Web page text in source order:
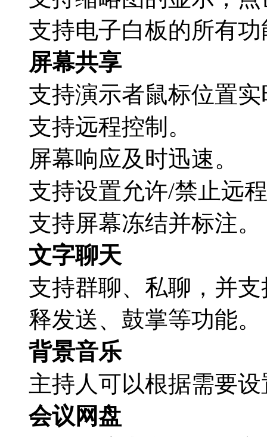
支持电子白板的所有功
屏幕共享
支持演示者鼠标位置
支持远程控制。
屏幕响应及时迅速。
支持设置允许/禁止远
支持屏幕冻结并标注。
文字聊天
支持群聊、私聊，并
释发送、鼓掌等功能。
背景音乐
主持人可以根据需要
会议网盘